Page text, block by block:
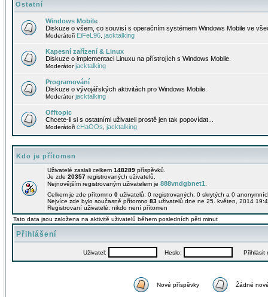
Ostatní
Windows Mobile
Diskuze o všem, co souvisí s operačním systémem Windows Mobile ve
Moderátoři EiFeL96 jacktalking
Kapesní zařízení & Linux
Diskuze o implementaci Linuxu na přístrojích s Windows Mobile.
Moderátorjacktalking
Programování
Diskuze o vývojářských aktivitách pro Windows Mobile.
Moderátorjacktalking
Offtopic
Chcete-li si s ostatními uživateli prostě jen tak popovídat...
Moderátoři cHaOOs jacktalking
Kdo je přítomen
Uživatelé zaslali celkem 148289 příspěvků.
Je zde 20357 registrovaných uživatelů.
Nejnovějším registrovaným uživatelem je 888vndgbnet1
Celkem je zde přítomno 0 uživatelů: 0 registrovaných, 0 skrytých a 0
Nejvíce zde bylo současně přítomno 83 uživatelů dne ne 25. květen, 2014
Registrovaní uživatelé: nikdo není přítomen
Tato data jsou založena na aktivitě uživatelů během posledních pěti minut
Přihlášení
Uživatel: Heslo: Přihlásit
Nové příspěvky Žádné